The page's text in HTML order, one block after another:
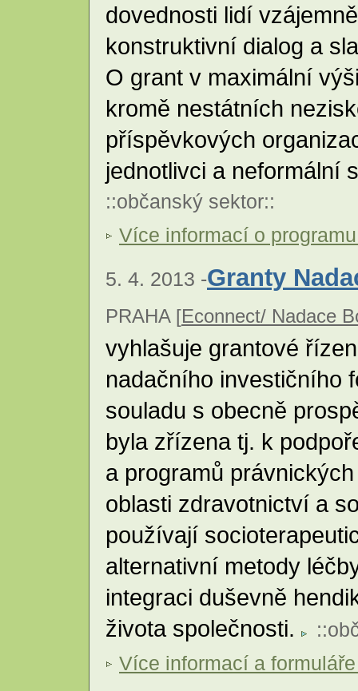
dovednosti lidí
konstruktivní dialog a
O grant v maximální
kromě nestátních
příspěvkových
jednotlivci a neformální
::občanský sektor::
Více informací o
5. 4. 2013 -Granty
PRAHA [Econnect/ Nadace
vyhlašuje grantové
nadačního investičního
souladu s obecně
byla zřízena tj. k
a programů
oblasti zdravotnictví a
používají
alternativní metody
integraci duševně
života společnosti.
::
Více informací a